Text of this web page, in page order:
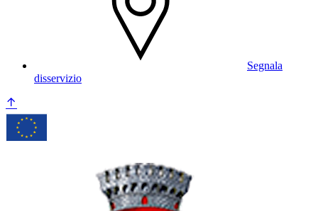
Segnala
disservizio